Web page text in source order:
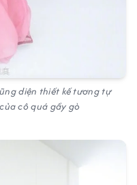
diện thiết kế tương tự
cô quá gầy gò